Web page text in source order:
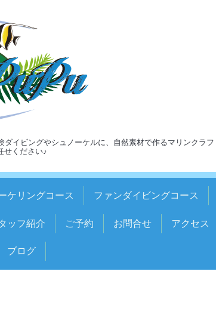
イビングやシュノーケルに、自然素材で作るマリンクラ
せください♪
ケリングコース ファンダイビングコース
ッフ紹介 ご予約 お問合せ アクセス
ブログ